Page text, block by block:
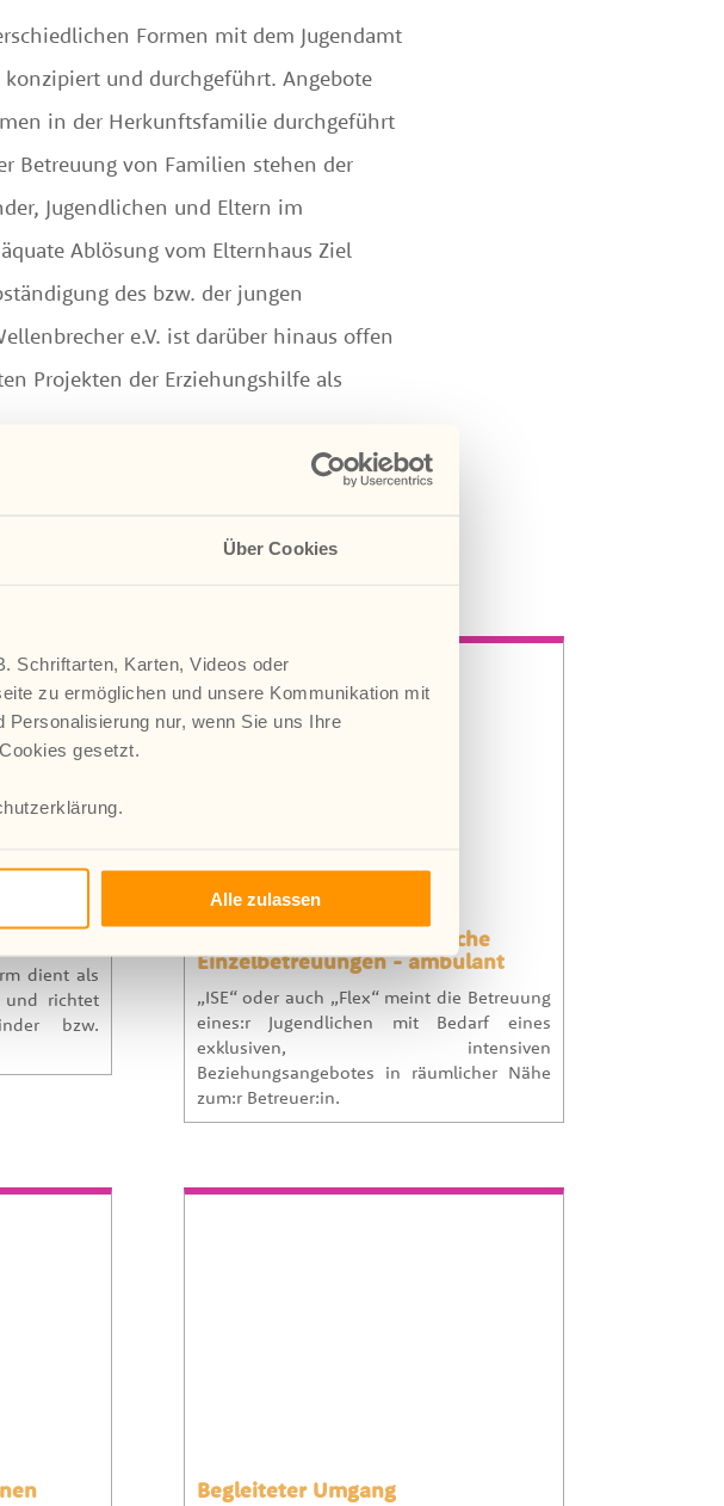
Über Cookies
Schriftarten, Karten, Videos oder
zu ermöglichen und unsere Kommunikation mit
nur, wenn Sie uns Ihre
gesetzt.
Alle zulassen
Formen mit dem Jugendamt
und durchgeführt. Angebote
in der Herkunftsfamilie durchgeführt
Betreuung von Familien stehen der
Jugendlichen und Eltern im
Ablösung vom Elternhaus Ziel
des bzw. der jungen
e.V. ist darüber hinaus offen
Projekten der Erziehungshilfe als
dient als
und richtet
bzw.
Intensive Sozialpädagogische
Einzelbetreuungen - ambulant
„ISE“ oder auch „Flex“ meint die Betreuung
eines:r Jugendlichen mit Bedarf eines
exklusiven, intensiven
Beziehungsangebotes in räumlicher Nähe
zum:r Betreuer:in.
Begleiteter Umgang